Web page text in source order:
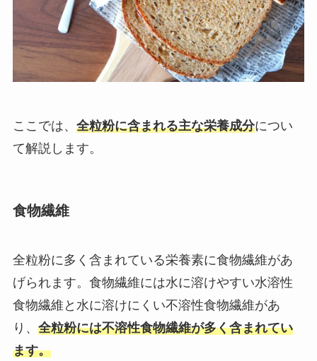
ここでは、 全粒粉に含まれる主な栄養成分につい
て解説します。
食物繊維
全粒粉に多く含まれている栄養素に食物繊維があ
げられます。食物繊維には水に溶けやすい水溶性
食物繊維と水に溶けにくい不溶性食物繊維があ
り、 全粒粉には不溶性食物繊維が多く含まれてい
ます。